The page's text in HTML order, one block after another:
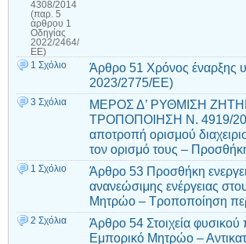
4308/2014
(παρ. 5
άρθρου 1
Οδηγίας
2022/2464/
ΕΕ)
1 Σχόλιο
Άρθρο 51 Χρόνος έναρξης
2023/2775/ΕΕ)
3 Σχόλια
ΜΕΡΟΣ Δ’ ΡΥΘΜΙΣΗ
ΤΡΟΠΟΠΟΙΗΣΗ Ν. 4919/2022
αποτροπή ορισμού
τον ορισμό τους –
1 Σχόλιο
Άρθρο 53 Προσθήκη
ανανεώσιμης ενέργειας
Μητρώο – Τροποποίηση
2 Σχόλια
Άρθρο 54 Στοιχεία
Εμπορικό Μητρώο –